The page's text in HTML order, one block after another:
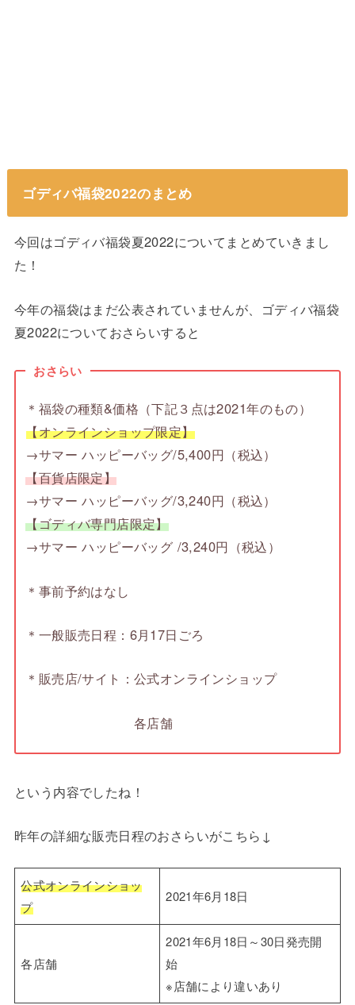
ゴディバ福袋2022のまとめ
今回はゴディバ福袋夏2022についてまとめていきまし
た！
今年の福袋はまだ公表されていませんが、ゴディバ福袋
夏2022についておさらいすると
おさらい
＊福袋の種類&価格（下記３点は2021年のもの）
【オンラインショップ限定】
→サマー ハッピーバッグ/5,400円（税込）
【百貨店限定】
→サマー ハッピーバッグ/3,240円（税込）
【ゴディバ専門店限定】
→サマー ハッピーバッグ /3,240円（税込）
＊事前予約はなし
＊一般販売日程：6月17日ごろ
＊販売店/サイト：公式オンラインショップ
各店舗
という内容でしたね！
昨年の詳細な販売日程のおさらいがこちら↓
公式オンラインショッ
プ
2021年6月18日
各店舗
2021年6月18日～30日発売開
始
※店舗により違いあり